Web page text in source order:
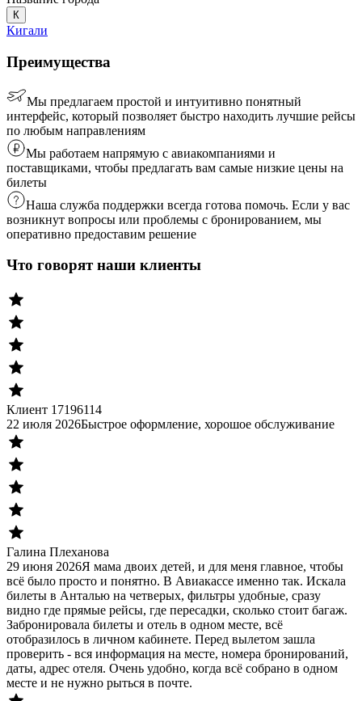
К
Кигали
Преимущества
Мы предлагаем простой и интуитивно понятный
интерфейс, который позволяет быстро находить лучшие рейсы
по любым направлениям
Мы работаем напрямую с авиакомпаниями и
поставщиками, чтобы предлагать вам самые низкие цены на
билеты
Наша служба поддержки всегда готова помочь. Если у вас
возникнут вопросы или проблемы с бронированием, мы
оперативно предоставим решение
Что говорят наши клиенты
Клиент 17196114
22 июля 2026Быстрое оформление, хорошое обслуживание
Галина Плеханова
29 июня 2026Я мама двоих детей, и для меня главное, чтобы
всё было просто и понятно. В Авиакассе именно так. Искала
билеты в Анталью на четверых, фильтры удобные, сразу
видно где прямые рейсы, где пересадки, сколько стоит багаж.
Забронировала билеты и отель в одном месте, всё
отобразилось в личном кабинете. Перед вылетом зашла
проверить - вся информация на месте, номера бронирований,
даты, адрес отеля. Очень удобно, когда всё собрано в одном
месте и не нужно рыться в почте.